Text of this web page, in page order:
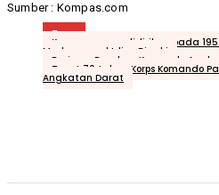
Sumber : Kompas.com
Tags
Kopassus yang didirikan pada
Mochammad Idjon Djanbi
Resimen Pasukan Komando
Tepat 70 tahun Korps Komando
Angkatan Darat